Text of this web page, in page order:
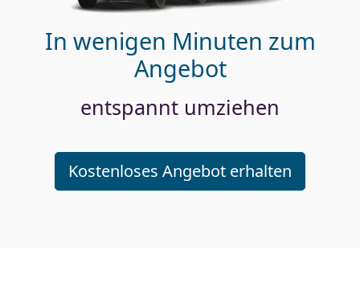
In wenigen Minuten zum
Angebot
entspannt umziehen
Kostenloses Angebot erhalten